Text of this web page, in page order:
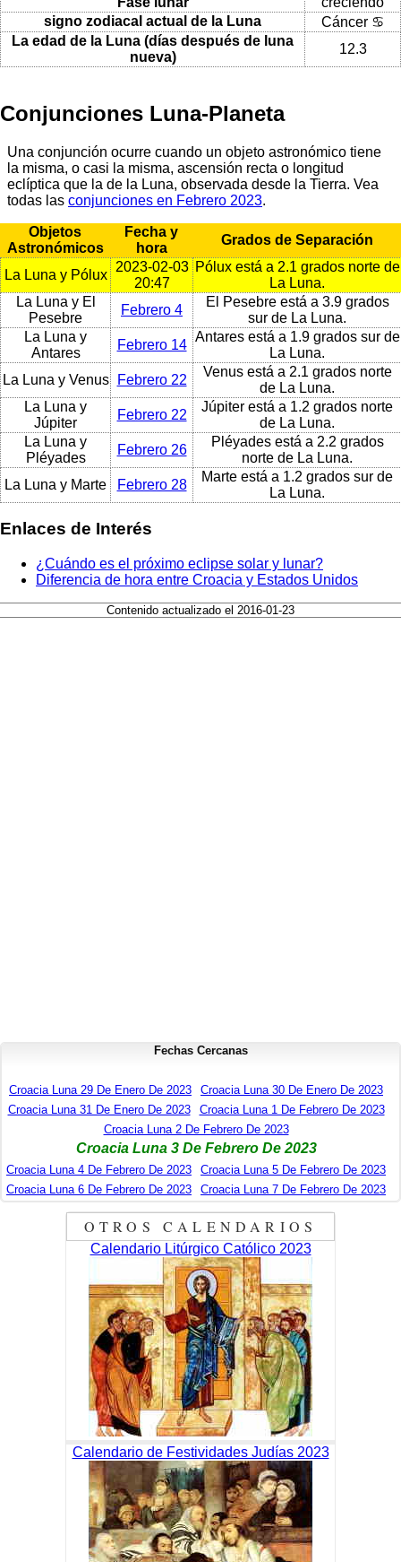
signo zodiacal actual de la Luna
Cáncer ♋
La edad de la Luna (días después de luna
nueva)
12.3
Conjunciones Luna-Planeta
Una conjunción ocurre cuando un objeto astronómico tiene
la misma, o casi la misma, ascensión recta o longitud
eclíptica que la de la Luna, observada desde la Tierra. Vea
todas las conjunciones en Febrero 2023.
Objetos
Astronómicos
Fecha y
hora
Grados de Separación
La Luna y Pólux
2023-02-03
20:47
Pólux está a 2.1 grados norte de
La Luna.
La Luna y El
Pesebre
Febrero 4
El Pesebre está a 3.9 grados
sur de La Luna.
La Luna y
Antares
Febrero 14
Antares está a 1.9 grados sur de
La Luna.
La Luna y Venus
Febrero 22
Venus está a 2.1 grados norte
de La Luna.
La Luna y
Júpiter
Febrero 22
Júpiter está a 1.2 grados norte
de La Luna.
La Luna y
Pléyades
Febrero 26
Pléyades está a 2.2 grados
norte de La Luna.
La Luna y Marte
Febrero 28
Marte está a 1.2 grados sur de
La Luna.
Enlaces de Interés
¿Cuándo es el próximo eclipse solar y lunar?
Diferencia de hora entre Croacia y Estados Unidos
Contenido actualizado el 2016-01-23
Fechas Cercanas
Croacia Luna 29 De Enero De 2023
Croacia Luna 30 De Enero De 2023
Croacia Luna 31 De Enero De 2023
Croacia Luna 1 De Febrero De 2023
Croacia Luna 2 De Febrero De 2023
Croacia Luna 3 De Febrero De 2023
Croacia Luna 4 De Febrero De 2023
Croacia Luna 5 De Febrero De 2023
Croacia Luna 6 De Febrero De 2023
Croacia Luna 7 De Febrero De 2023
OTROS CALENDARIOS
Calendario Litúrgico Católico 2023
Calendario de Festividades Judías 2023